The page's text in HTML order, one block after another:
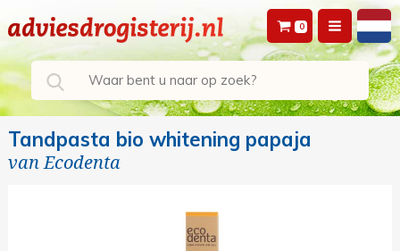
0
Tandpasta bio whitening papaja
vanEcodenta